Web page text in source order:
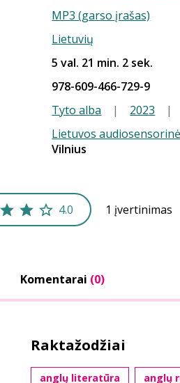
MP3 (garso įrašas)
Lietuvių
5 val. 21 min. 2 sek.
978-609-466-729-9
Tyto alba | 2023 |
Lietuvos
Vilnius
4.0 1 įvertinimas
Komentarai (0)
Raktažodžiai
anglų literatūra anglų